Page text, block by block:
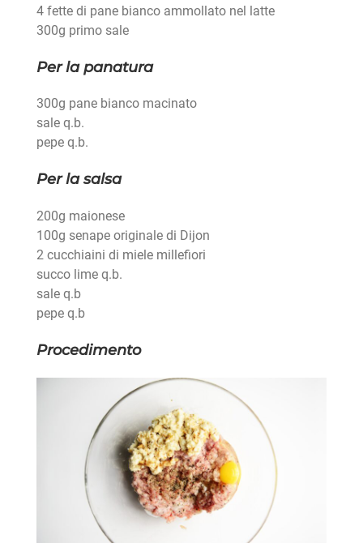
4 fette di pane bianco ammollato nel latte
300g primo sale
Per la panatura
300g pane bianco macinato
sale q.b.
pepe q.b.
Per la salsa
200g maionese
100g senape originale di Dijon
2 cucchiaini di miele millefiori
succo lime q.b.
sale q.b
pepe q.b
Procedimento